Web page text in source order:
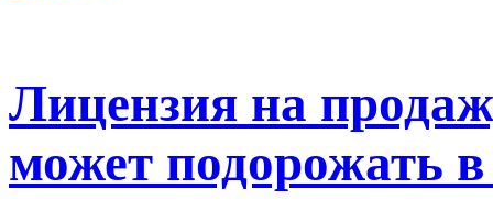
Лицензия на
может подорожать в